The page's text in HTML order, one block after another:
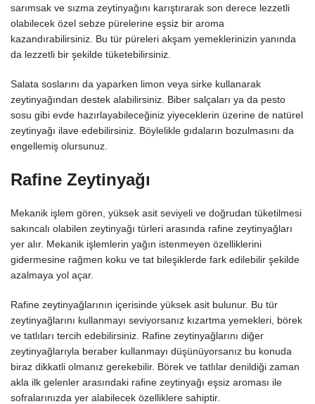
sarımsak ve sızma zeytinyağını karıştırarak son derece lezzetli
olabilecek özel sebze pürelerine eşsiz bir aroma
kazandırabilirsiniz. Bu tür püreleri akşam yemeklerinizin yanında
da lezzetli bir şekilde tüketebilirsiniz.
Salata soslarını da yaparken limon veya sirke kullanarak
zeytinyağından destek alabilirsiniz. Biber salçaları ya da pesto
sosu gibi evde hazırlayabileceğiniz yiyeceklerin üzerine de natürel
zeytinyağı ilave edebilirsiniz. Böylelikle gıdaların bozulmasını da
engellemiş olursunuz.
Rafine Zeytinyağı
Mekanik işlem gören, yüksek asit seviyeli ve doğrudan tüketilmesi
sakıncalı olabilen zeytinyağı türleri arasında rafine zeytinyağları
yer alır. Mekanik işlemlerin yağın istenmeyen özelliklerini
gidermesine rağmen koku ve tat bileşiklerde fark edilebilir şekilde
azalmaya yol açar.
Rafine zeytinyağlarının içerisinde yüksek asit bulunur. Bu tür
zeytinyağlarını kullanmayı seviyorsanız kızartma yemekleri, börek
ve tatlıları tercih edebilirsiniz. Rafine zeytinyağlarını diğer
zeytinyağlarıyla beraber kullanmayı düşünüyorsanız bu konuda
biraz dikkatli olmanız gerekebilir. Börek ve tatlılar denildiği zaman
akla ilk gelenler arasındaki rafine zeytinyağı eşsiz aroması ile
sofralarınızda yer alabilecek özelliklere sahiptir.